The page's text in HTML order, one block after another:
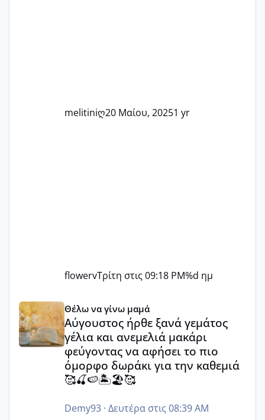
melitiniღ20 Μαίου, 20251 yr
flowervΤρίτη στις 09:18 PM%d ημ
Αύγουστος ήρθε ξανά γεμάτος γέλια και ανεμελιά
Θέλω να γίνω μαμά
Αύγουστος ήρθε ξανά γεμάτος
γέλια και ανεμελιά μακάρι
φεύγοντας να αφήσει το πιο
όμορφο δωράκι για την καθεμιά
🥰🍒🍉🏝️🏖️🥰
Demy93· Δευτέρα στις 08:39 AM